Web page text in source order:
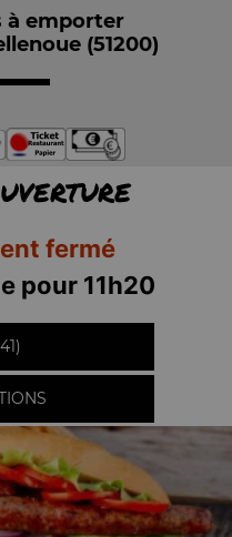
à emporter
(51200)
fermé
pour 11h20